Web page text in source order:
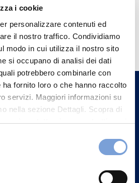
i cookie
personalizzare contenuti ed
il nostro traffico. Condividiamo
modo in cui utilizza il nostro sito
si occupano di analisi dei dati
potrebbero combinarle con
fornito loro o che hanno raccolto
servizi. Maggiori informazioni su
nella sezione Dettagli. Scopra di
può contattarci e come trattiamo i
sito nella sezione "Informativa
di
più vicina a te e parla con